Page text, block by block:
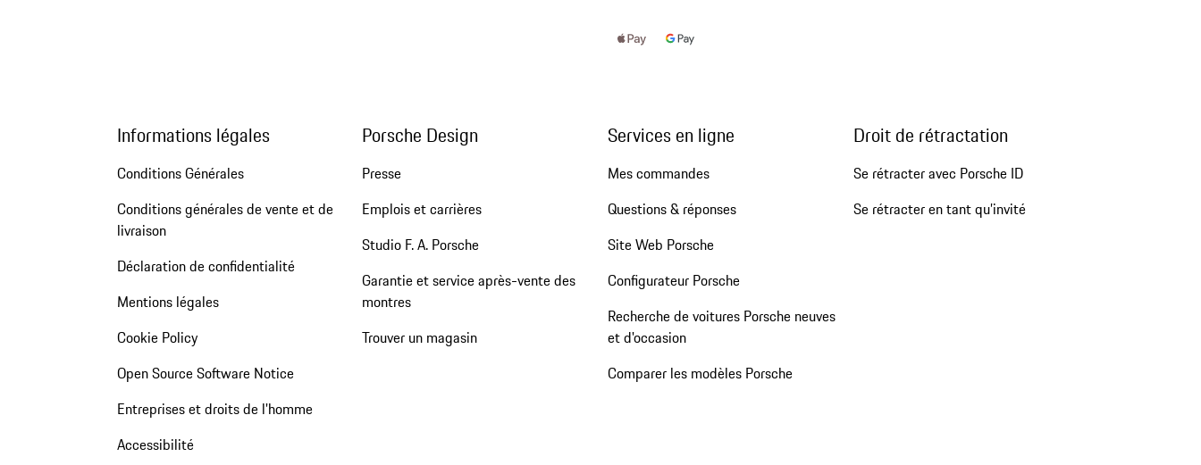
Informations légales
Conditions Générales
Conditions générales de vente et de
livraison
Déclaration de confidentialité
Mentions légales
Cookie Policy
Open Source Software Notice
Entreprises et droits de l'homme
Accessibilité
Porsche Design
Presse
Emplois et carrières
Studio F. A. Porsche
Garantie et service après-vente des
montres
Trouver un magasin
Services en ligne
Mes commandes
Questions & réponses
Site Web Porsche
Configurateur Porsche
Recherche de voitures Porsche neuves
et d'occasion
Comparer les modèles Porsche
Droit de rétractation
Se rétracter avec Porsche ID
Se rétracter en tant qu’invité